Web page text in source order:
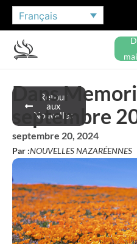
Français
Retour
aux
Nouvelles
Dans
septembre
septembre 20, 2024
Par :NOUVELLES NAZARÉENNES